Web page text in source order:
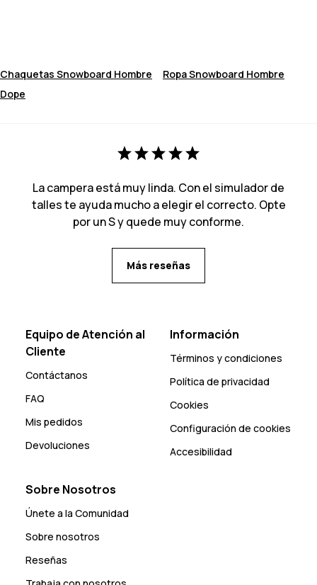
Chaquetas Snowboard Hombre
Ropa Snowboard Hombre
Dope
La campera está muy linda. Con el simulador de
talles te ayuda mucho a elegir el correcto. Opte
por un S y quede muy conforme.
Más reseñas
Equipo de Atención al
Cliente
Contáctanos
FAQ
Mis pedidos
Devoluciones
Información
Términos y condiciones
Política de privacidad
Cookies
Configuración de cookies
Accesibilidad
Sobre Nosotros
Únete a la Comunidad
Sobre nosotros
Reseñas